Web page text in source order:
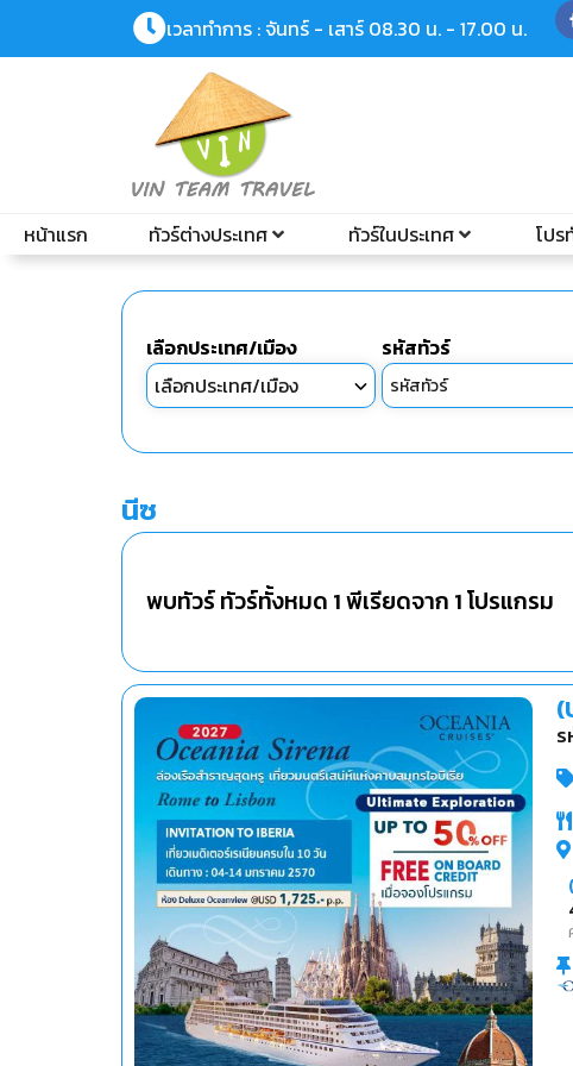
เวลาทำการ : จันทร์ - เสาร์ 08.30 น. - 17.00 น.
หน้าแรก ทัวร์ต่างประเทศ ทัวร์ในประเทศ โปร
เลือกประเทศ/เมือง รหัสทัวร์
นีซ
พบทัวร์ ทัวร์ทั้งหมด 1พีเรียดจาก 1โปรแกรม